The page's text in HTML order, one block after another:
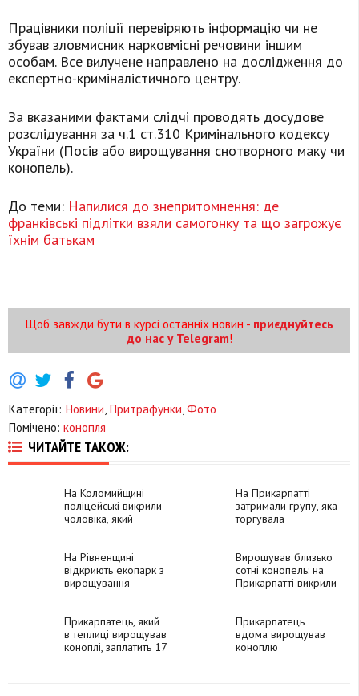
Працівники поліції перевіряють інформацію чи не
збував зловмисник нарковмісні речовини іншим
особам. Все вилучене направлено на дослідження до
експертно-криміналістичного центру.
За вказаними фактами слідчі проводять досудове
розслідування за ч.1 ст.310 Кримінального кодексу
України (Посів або вирощування снотворного маку чи
конопель).
До теми: Напилися до знепритомнення: де
франківські підлітки взяли самогонку та що загрожує
їхнім батькам
Щоб завжди бути в курсі останніх новин - приєднуйтесь
до нас у Telegram!
Категорії: Новини Притрафунки Фото
Помічено: конопля
ЧИТАЙТЕ ТАКОЖ:
На Коломийщині
поліцейські викрили
чоловіка, який
На Прикарпатті
затримали групу, яка
торгувала
зброєю та
вирощувала
коноплю (ФОТО)
На Рівненщині
відкриють екопарк з
вирощування
Вирощував близько
сотні конопель: на
Прикарпатті викрили
Прикарпатець, який
в теплиці вирощував
коноплі, заплатить 17
Прикарпатець
вдома вирощував
коноплю